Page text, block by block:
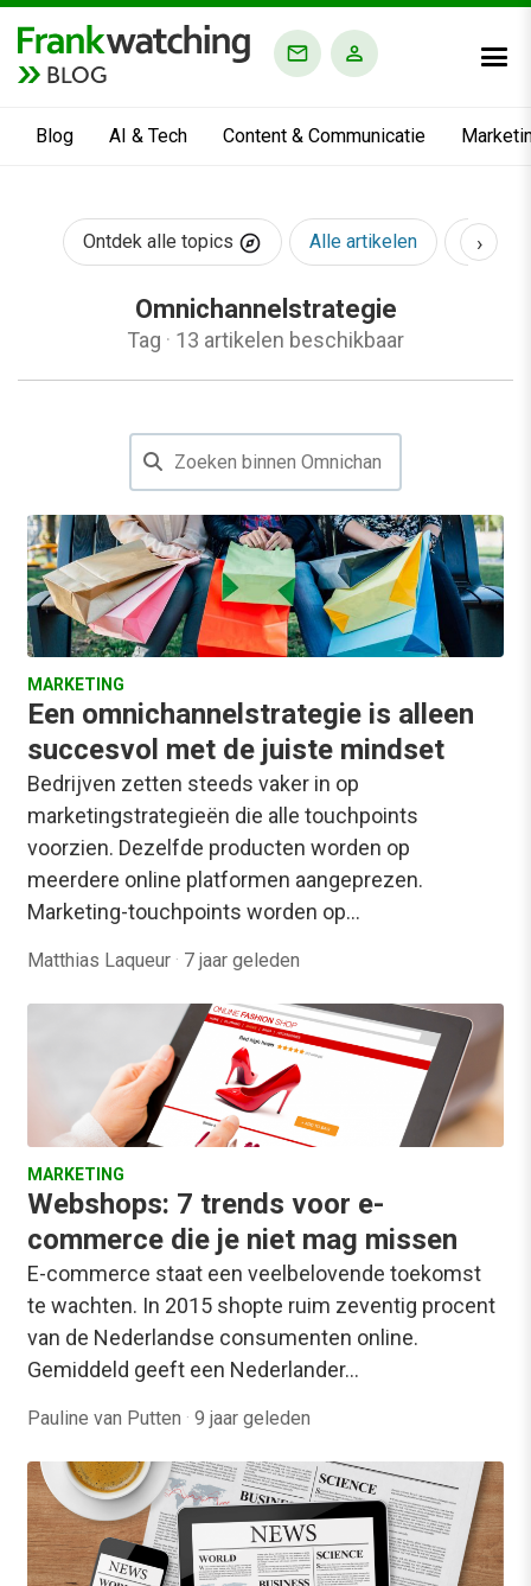
BLOG
Blog AI & Tech Content & Communicatie
Ontdek alle topics Alle artikelen AI &
›
Omnichannelstrategie
Tag · 13 artikelen beschikbaar
MARKETING
Een omnichannelstrategie is alleen
succesvol met de juiste mindset
Bedrijven zetten steeds vaker in op
marketingstrategieën die alle touchpoints
voorzien. Dezelfde producten worden op
meerdere online platformen aangeprezen.
Marketing-touchpoints worden op…
Matthias Laqueur · 7 jaar geleden
MARKETING
Webshops: 7 trends voor e-
commerce die je niet mag missen
E-commerce staat een veelbelovende toekomst
te wachten. In 2015 shopte ruim zeventig procent
van de Nederlandse consumenten online.
Gemiddeld geeft een Nederlander…
Pauline van Putten · 9 jaar geleden